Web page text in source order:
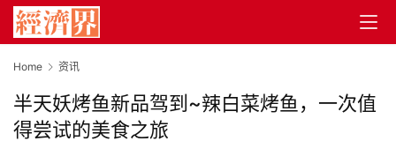
Home 资讯
半天妖烤鱼新品驾到~辣白菜烤鱼，一次值
得尝试的美食之旅